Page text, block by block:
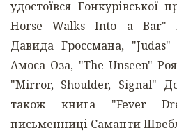
удостоївся Гонкурівської
Horse Walks Into a Bar"
Давида Гроссмана, "Judas"
Амоса Оза, "The Unseen"
"Mirror, Shoulder, Signal"
також книга "Fever
письменниці Саманти